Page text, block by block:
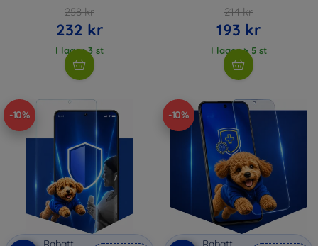
258 kr
232 kr
I lager 3 st
214 kr
193 kr
I lager > 5 st
-10% -10%